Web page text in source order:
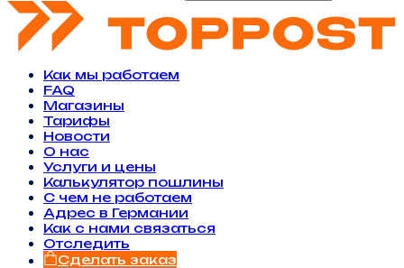
Как мы работаем
FAQ
Магазины
Тарифы
Новости
O нас
Услуги и цены
Калькулятор пошлины
С чем не работаем
Адрес в Германии
Как с нами связаться
Отследить
Сделать заказ